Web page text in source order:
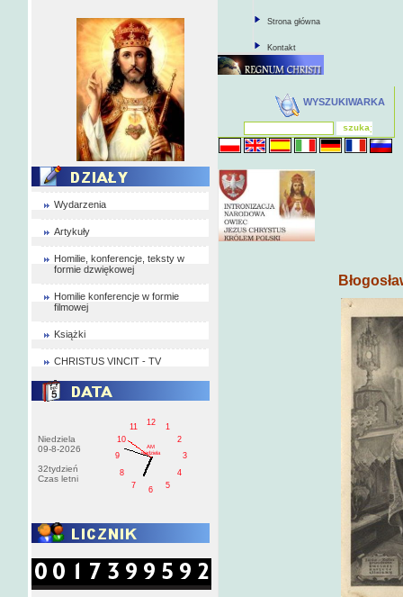
Wydarzenia
Artykuły
Homilie, konferencje, teksty w
formie dzwiękowej
Homilie konferencje w formie
filmowej
Książki
CHRISTUS VINCIT - TV
Niedziela
09-8-2026
32tydzień
Czas letni
1
2
3
4
5
6
7
8
9
10
11
12
AM
niedziela
Strona główna
Kontakt
WYSZUKIWARKA